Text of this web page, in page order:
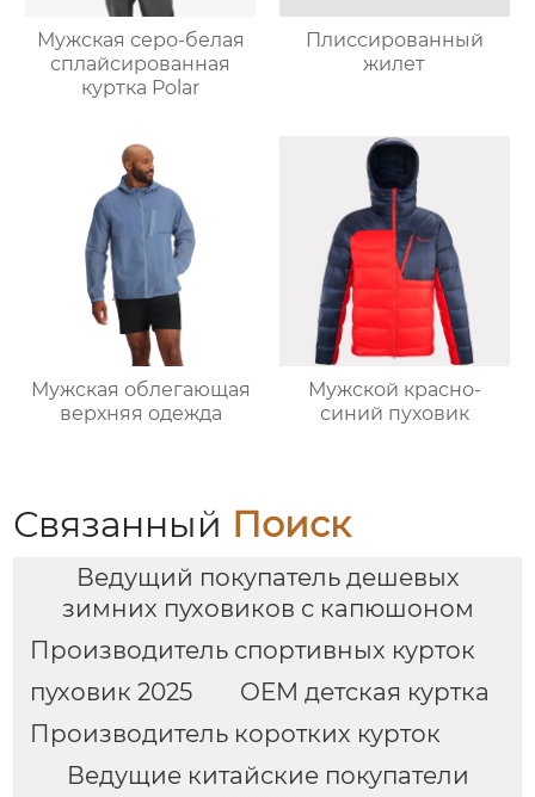
Мужская серо-белая
сплайсированная
куртка Polar
Плиссированный
жилет
Мужская облегающая
верхняя одежда
Мужской красно-
синий пуховик
Связанный Поиск
Ведущий покупатель дешевых
зимних пуховиков с капюшоном
Производитель спортивных курток
пуховик 2025
OEM детская куртка
Производитель коротких курток
Ведущие китайские покупатели